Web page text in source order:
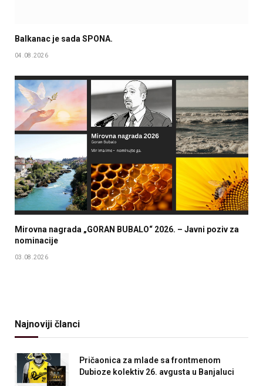
Balkanac je sada SPONA.
04.08.2026
Mirovna nagrada „GORAN BUBALO“ 2026. – Javni poziv za
nominacije
03.08.2026
Najnoviji članci
Pričaonica za mlade sa frontmenom
Dubioze kolektiv 26. avgusta u Banjaluci